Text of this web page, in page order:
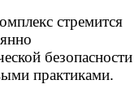
стремится
безопасности
практиками.